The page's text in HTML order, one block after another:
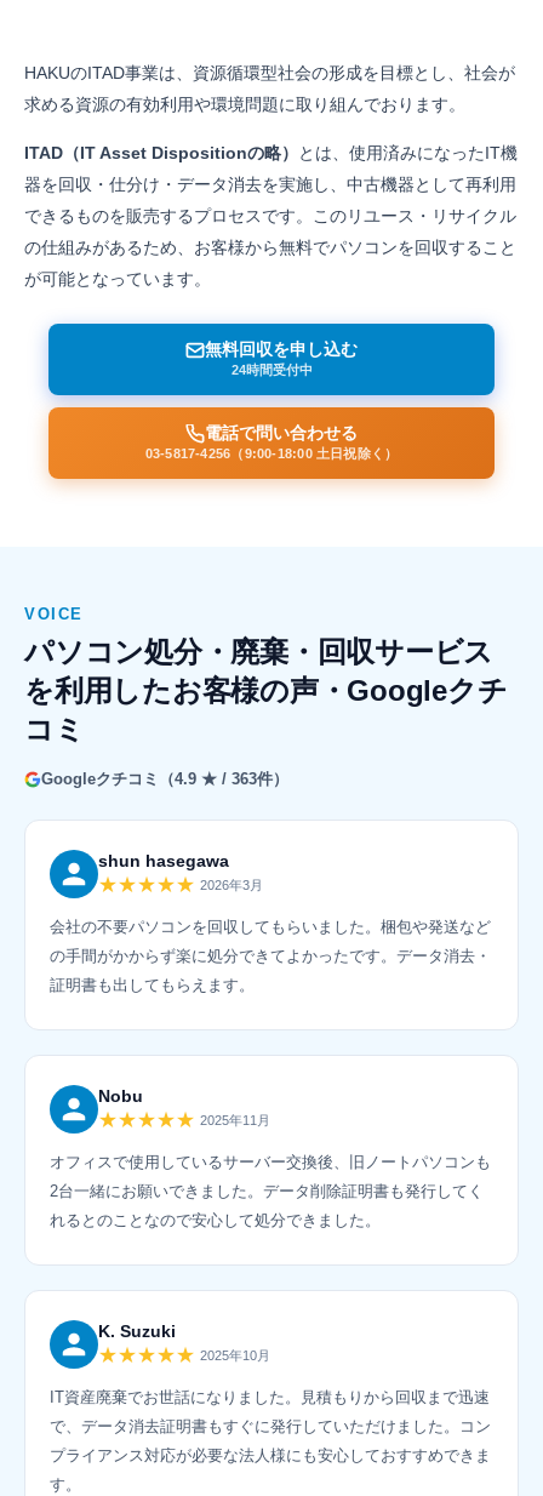
HAKUのITAD事業は、資源循環型社会の形成を目標とし、社会が
求める資源の有効利用や環境問題に取り組んでおります。
ITAD（IT Asset Dispositionの略）
とは、使用済みになったIT機
器を回収・仕分け・データ消去を実施し、中古機器として再利用
できるものを販売するプロセスです。このリユース・リサイクル
の仕組みがあるため、お客様から無料でパソコンを回収すること
が可能となっています。
無料回収を申し込む
24時間受付中
電話で問い合わせる
03-5817-4256（9:00-18:00 土日祝除く）
VOICE
パソコン処分・廃棄・回収サービス
を利用したお客様の声・Googleクチ
コミ
Googleクチコミ（4.9 ★ / 363件）
shun hasegawa
★★★★★ 2026年3月
会社の不要パソコンを回収してもらいました。梱包や発送など
の手間がかからず楽に処分できてよかったです。データ消去・
証明書も出してもらえます。
Nobu
★★★★★ 2025年11月
オフィスで使用しているサーバー交換後、旧ノートパソコンも
2台一緒にお願いできました。データ削除証明書も発行してく
れるとのことなので安心して処分できました。
K. Suzuki
★★★★★ 2025年10月
IT資産廃棄でお世話になりました。見積もりから回収まで迅速
で、データ消去証明書もすぐに発行していただけました。コン
プライアンス対応が必要な法人様にも安心しておすすめできま
す。